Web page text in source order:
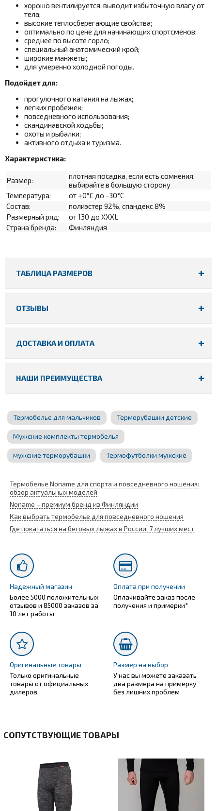
хорошо вентилируется, выводит избыточную влагу от
тела;
высокие теплосберегающие свойства;
оптимально по цене для начинающих спортсменов;
среднее по высоте горло;
специальный анатомический крой;
широкие манжеты;
для умеренно холодной погоды.
Подойдет для:
прогулочного катания на лыжах;
легких пробежек;
повседневного использования;
скандинавской ходьбы;
охоты и рыбалки;
активного отдыха и туризма.
Характеристика:
Размер:
плотная посадка, если есть сомнения,
выбирайте в большую сторону
Температура:
от +0°С до -30°С
Состав:
полиэстер 92%, спандекс 8%
Размерный ряд:
от 130 до XXXL
Страна бренда:
Финляндия
ТАБЛИЦА РАЗМЕРОВ
ОТЗЫВЫ
ДОСТАВКА И ОПЛАТА
НАШИ ПРЕИМУЩЕСТВА
Термобелье для мальчиков Терморубашки детские
Мужские комплекты термобелья
мужские терморубашки Термофутболки мужские
Термобелье Noname для спорта и повседневного ношения:
обзор актуальных моделей
Noname – премиум бренд из Финляндии
Как выбрать термобелье для повседневного ношения
Где покататься на беговых лыжах в России: 7 лучших мест
Надежный магазин
Более 5000 положительных
отзывов и 85000 заказов за
10 лет работы
Оплата при получении
Оплачивайте заказ после
получения и примерки*
Оригинальные товары
Только оригинальные
товары от официальных
дилеров.
Размер на выбор
У нас вы можете заказать
два размера на примерку
без лишних проблем
СОПУТСТВУЮЩИЕ ТОВАРЫ